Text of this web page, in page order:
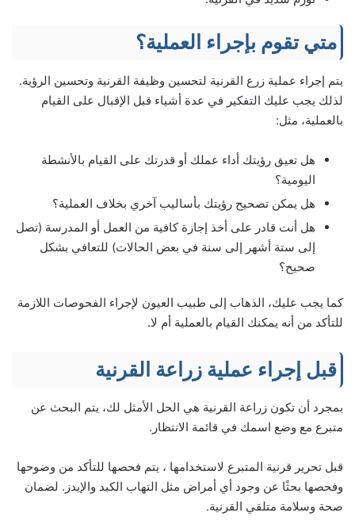
متي تقوم بإجراء العملية؟
يتم إجراء عملية زرع القرنية لتحسين وظيفة القرنية وتحسين الرؤية.
لذلك يجب عليك التفكير في عدة أشياء قبل الإقبال على القيام
بالعملية، مثل:
هل تعيق رؤيتك أداء عملك أو قدرتك على القيام بالأنشطة
اليومية؟
هل يمكن تصحيح رؤيتك بأساليب آخري بخلاف العملية؟
هل أنت قادر على أخذ إجازة كافية من العمل أو المدرسة (تصل
إلى ستة أشهر إلى سنة في بعض الحالات) للتعافي بشكل
صحيح؟
كما يجب عليك، الذهاب إلى طبيب العيون لإجراء الفحوصات اللازمة
للتأكد من أنه يمكنك القيام بالعملية أم لا.
قبل إجراء عملية زراعة القرنية
بمجرد أن تكون زراعة القرنية هي الحل الأمثل لك، يتم البحث عن
متبرع مع وضع اسمك في قائمة الانتظار.
قبل تحرير قرنية المتبرع لاستخدامها ، يتم فحصها للتأكد من وضوحها
وفحصها بحثًا عن وجود أي أمراض مثل التهاب الكبد والإيدز. لضمان
صحة وسلامة متلقي القرنية.